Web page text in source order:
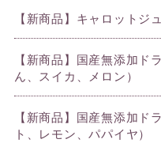
【新商品】キャロットジ
【新商品】国産無添加ド
ん、スイカ、メロン）
【新商品】国産無添加ド
ト、レモン、パパイヤ）